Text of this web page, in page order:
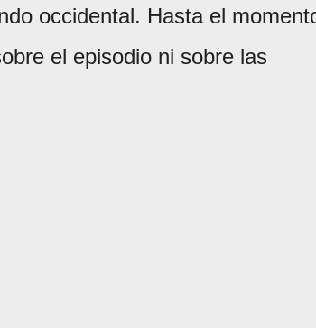
occidental. Hasta el
el episodio ni sobre las